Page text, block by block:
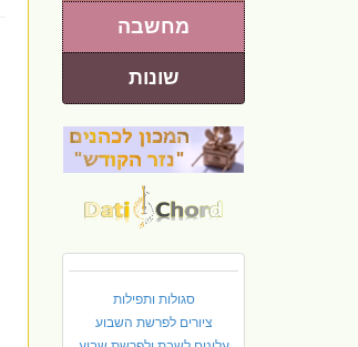
מחשבה
שונות
סגולות ותפילות
ציורים לפרשת השבוע